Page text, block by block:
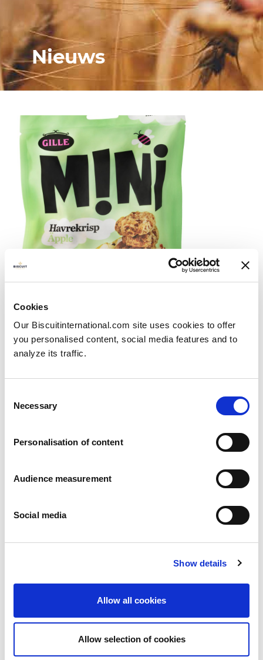
Cookies
Our Biscuitinternational.com site uses cookies to offer
you personalised content, social media features and to
analyze its traffic.
Selection
Necessary
Personalisation of content
Audience measurement
Social media
Show details
Allow all cookies
Allow selection of cookies
Nieuws
haverkoekjes met stukjes appel
Publié le
20/11/2023
De producten van GILLE worden niet alleen
View more
Nieuw product: GILLE MINI-koekjes
met stukjes pure chocolade.
Publié le
20/11/2023
Door het populairste koekje van Zweden, GILLE